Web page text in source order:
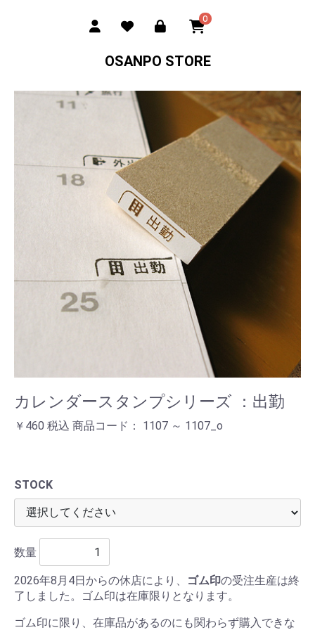
0
OSANPO STORE
カレンダースタンプシリーズ ：出勤
￥460 税込 商品コード： 1107 ～ 1107_o
STOCK
数量
2026年8月4日からの休店により、 ゴム印の受注生産は終
了しました。ゴム印は在庫限りとなります。
ゴム印に限り、在庫品があるのにも関わらず購入できな